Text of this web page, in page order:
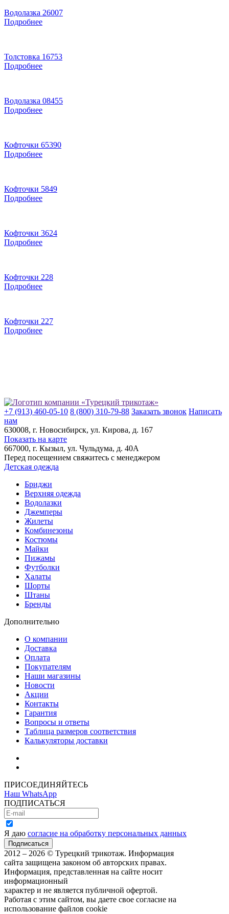
Водолазка 26007
Подробнее
Толстовка 16753
Подробнее
Водолазка 08455
Подробнее
Кофточки 65390
Подробнее
Кофточки 5849
Подробнее
Кофточки 3624
Подробнее
Кофточки 228
Подробнее
Кофточки 227
Подробнее
+7 (913) 460-05-10 8 (800) 310-79-88 Заказать звонок Написать
нам
630008, г. Новосибирск, ул. Кирова, д. 167
Показать на карте
667000, г. Кызыл, ул. Чульдума, д. 40А
Перед посещением свяжитесь с менеджером
Детская одежда
Бриджи
Верхняя одежда
Водолазки
Джемперы
Жилеты
Комбинезоны
Костюмы
Майки
Пижамы
Футболки
Халаты
Шорты
Штаны
Бренды
Дополнительно
О компании
Доставка
Оплата
Покупателям
Наши магазины
Новости
Акции
Контакты
Гарантия
Вопросы и ответы
Таблица размеров соответствия
Калькуляторы доставки
ПРИСОЕДИНЯЙТЕСЬ
Наш WhatsApp
ПОДПИСАТЬСЯ
Я даю согласие на обработку персональных данных
2012 – 2026 © Турецкий трикотаж. Информация
сайта защищена законом об авторских правах.
Информация, представленная на сайте носит
информационный
характер и не является публичной офертой.
Работая с этим сайтом, вы даете свое согласие на
использование файлов cookie